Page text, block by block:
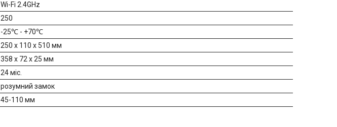
Wi-Fi 2.4GHz
250
-25℃ - +70℃
250 x 110 x 510 мм
358 x 72 x 25 мм
24 міс.
розумний замок
45-110 мм